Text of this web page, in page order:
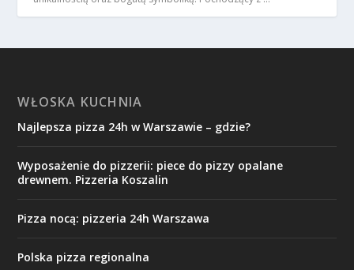
WŁOSKA KUCHNIA
Najlepsza pizza 24h w Warszawie – gdzie?
Wyposażenie do pizzerii: piece do pizzy opalane
drewnem. Pizzeria Koszalin
Pizza nocą: pizzeria 24h Warszawa
Polska pizza regionalna